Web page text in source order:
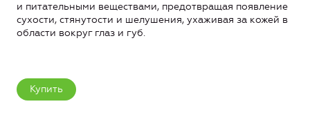
и питательными веществами, предотвращая появление
сухости, стянутости и шелушения, ухаживая за кожей в
области вокруг глаз и губ.
Купить